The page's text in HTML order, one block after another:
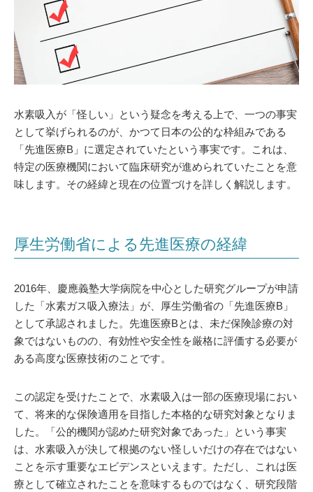
水素吸入が「怪しい」という疑念を考える上で、一つの事実
として挙げられるのが、かつて日本の公的な枠組みである
「先進医療B」に選定されていたという事実です。これは、
特定の医療機関において臨床研究が進められていたことを意
味します。その経緯と現在の位置づけを詳しく解説します。
厚生労働省による先進医療の経緯
2016年、慶應義塾大学病院を中心とした研究グループが申請
した「水素ガス吸入療法」が、厚生労働省の「先進医療B」
として承認されました。先進医療Bとは、未だ保険診療の対
象ではないものの、有効性や安全性を厳格に評価する必要が
ある高度な医療技術のことです。
この認定を受けたことで、水素吸入は一部の医療現場におい
て、将来的な保険適用を目指した本格的な研究対象となりま
した。「公的機関が認めた研究対象であった」という事実
は、水素吸入が決して根拠のない怪しいだけの存在ではない
ことを示す重要なエビデンスといえます。ただし、これは医
療として確立されたことを意味するものではなく、研究段階